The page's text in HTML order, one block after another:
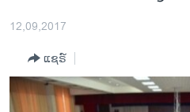
ຫາ
ຂ່າວ​ຈີນ
ໂລກ
ເອເຊຍ
12,09,2017
ແຊຣ໌